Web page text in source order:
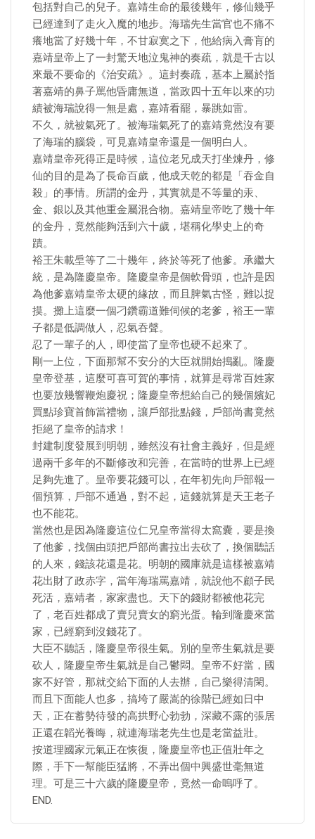
包括對自己的兒子。嘉靖生命的最後幾年，修仙幾乎
已經達到了走火入魔的地步。海瑞先生當官也不痛不
癢地當了好幾十年，不甘寂寞之下，他給病入膏肓的
嘉靖皇帝上了一封驚天地泣鬼神的奏疏，就是千古以
來最不要命的《治安疏》。這封奏疏，基本上屬於指
著嘉靖的鼻子罵他昏庸無道，當政四十五年以來的功
績被海瑞說得一無是處，嘉靖看罷，暴跳如雷。
不久，就被氣死了。被海瑞氣死了的嘉靖竟然沒有要
了海瑞的腦袋，可見嘉靖皇帝還是一個明白人。
嘉靖皇帝死得正是時候，這位老兄成天打坐煉丹，修
仙的目的是為了長命百歲，他成天乾的都是「吞金自
殺」的事情。所謂的金丹，其實就是不等量的汞、
金、銀以及其他重金屬混合物。嘉靖皇帝吃了幾十年
的金丹，竟然能夠活到六十歲，堪稱化學史上的奇
蹟。
裕王朱載垕等了二十幾年，終於等死了他爹。承繼大
統，是為隆慶皇帝。隆慶皇帝是個軟骨頭，也許是因
為他爹嘉靖皇帝太硬的緣故，而且脾氣古怪，難以捉
摸。攤上這麼一個刁鑽霸道難伺候的老爹，裕王一輩
子都是低調做人，忍氣吞聲。
忍了一輩子的人，即使當了皇帝也硬不起來了。
剛一上位，下面那幫不安分的大臣就開始搗亂。隆慶
皇帝登基，這麼可喜可賀的事情，就算是尋常百姓家
也要放幾響鞭炮慶祝；隆慶皇帝想給自己的幾個嬪妃
買點珍寶首飾當禮物，讓戶部批點錢，戶部尚書竟然
拒絕了皇帝的請求！
封建制度發展到明朝，雖然沒有社會主義好，但是經
過兩千多年的不斷修改和完善，在當時的世界上已經
足夠先進了。皇帝要花錢可以，在年初先向戶部報一
個預算，戶部不通過，對不起，這錢就算是天王老子
也不能花。
當然也是因為隆慶這位仁兄皇帝當得太窩囊，要是換
了他爹，找個由頭把戶部尚書拉出去砍了，換個聽話
的人來，錢該花還是花。明朝的國庫就是這樣被嘉靖
花出財了政赤字，當年海瑞罵嘉靖，就說他不顧子民
死活，嘉靖者，家家盡也。天下的錢財都被他花完
了，老百姓都成了賣兒賣女的窮光蛋。輪到隆慶來當
家，已經窮到沒錢花了。
大臣不聽話，隆慶皇帝很生氣。別的皇帝生氣就是要
砍人，隆慶皇帝生氣就是自己鬱悶。皇帝不好當，國
家不好管，那就交給下面的人去辦，自己樂得清閑。
而且下面能人也多，搞垮了嚴嵩的徐階已經如日中
天，正在蓄勢待發的高拱野心勃勃，深藏不露的張居
正還在韜光養晦，就連海瑞老先生也是老當益壯。
按道理國家元氣正在恢復，隆慶皇帝也正值壯年之
際，手下一幫能臣猛將，不弄出個中興盛世毫無道
理。可是三十六歲的隆慶皇帝，竟然一命嗚呼了。
END.